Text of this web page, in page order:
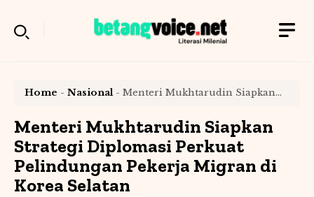
Home - Nasional- Menteri Mukhtarudin Siapkan
Migran di Korea Selatan
Menteri Mukhtarudin Siapkan
Strategi Diplomasi Perkuat
Pelindungan Pekerja Migran di
Korea Selatan